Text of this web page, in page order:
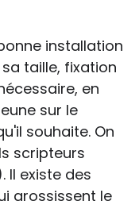
installation
taille, fixation
en
sur le
souhaite. On
scripteurs
Il existe des
grossissent le